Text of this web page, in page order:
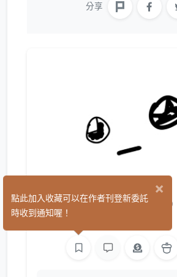
分享
Fary5 (0)
×
點此加入收藏可以在作者刊登新委託
時收到通知喔！